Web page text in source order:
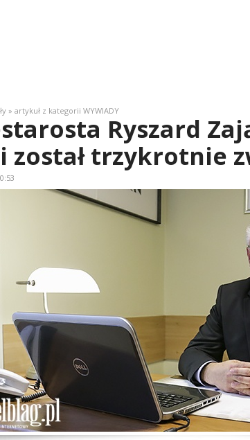
» artykuł z kategorii WYWIADY
Ryszard
został trzykrotnie